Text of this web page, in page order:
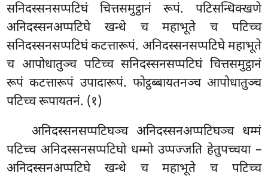
सनिदस्सनसप्पटिघं चित्तसमुट्ठानं रूपं. पटिसन्धिक्खणे
अनिदस्सनअप्पटिघे खन्धे च महाभूते च पटिच्च
सनिदस्सनसप्पटिघं कटत्तारूपं. अनिदस्सनसप्पटिघे महाभूते
च आपोधातुञ्च पटिच्च सनिदस्सनसप्पटिघं चित्तसमुट्ठानं
रूपं कटत्तारूपं उपादारूपं. फोट्ठब्बायतनञ्च आपोधातुञ्च
पटिच्च रूपायतनं. (१)
अनिदस्सनसप्पटिघञ्च अनिदस्सनअप्पटिघञ्च धम्मं
पटिच्च अनिदस्सनसप्पटिघो धम्मो उप्पज्जति हेतुपच्चया –
अनिदस्सनअप्पटिघे खन्धे च महाभूते च पटिच्च